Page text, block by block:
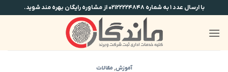
to
content
با ارسال عدد ۱ به شماره ۰۲۱۲۲۲۲۴۸۴۸ از مشاوره رایگان بهره مند شوید.
آموزش, مقالات